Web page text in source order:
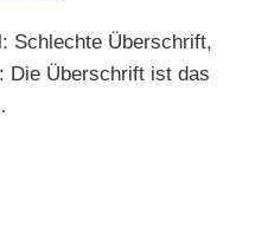
Schlechte Überschrift,
Die Überschrift ist das